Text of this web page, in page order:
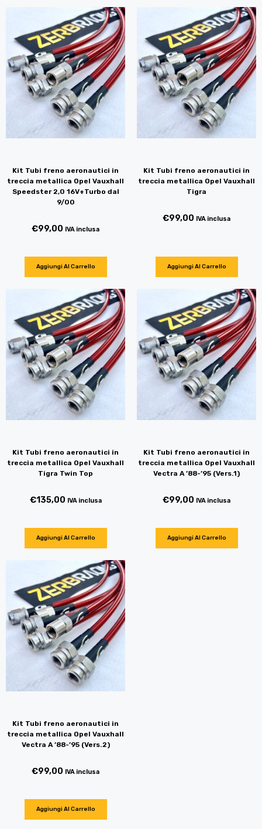
Kit Tubi freno aeronautici in
treccia metallica Opel Vauxhall
Speedster 2,0 16V+Turbo dal
9/00
€99,00 IVA inclusa
Aggiungi Al Carrello
Kit Tubi freno aeronautici in
treccia metallica Opel Vauxhall
Tigra
€99,00 IVA inclusa
Aggiungi Al Carrello
Kit Tubi freno aeronautici in
treccia metallica Opel Vauxhall
Tigra Twin Top
€135,00 IVA inclusa
Aggiungi Al Carrello
Kit Tubi freno aeronautici in
treccia metallica Opel Vauxhall
Vectra A ’88-’95 (Vers.1)
€99,00 IVA inclusa
Aggiungi Al Carrello
Kit Tubi freno aeronautici in
treccia metallica Opel Vauxhall
Vectra A ’88-’95 (Vers.2)
€99,00 IVA inclusa
Aggiungi Al Carrello